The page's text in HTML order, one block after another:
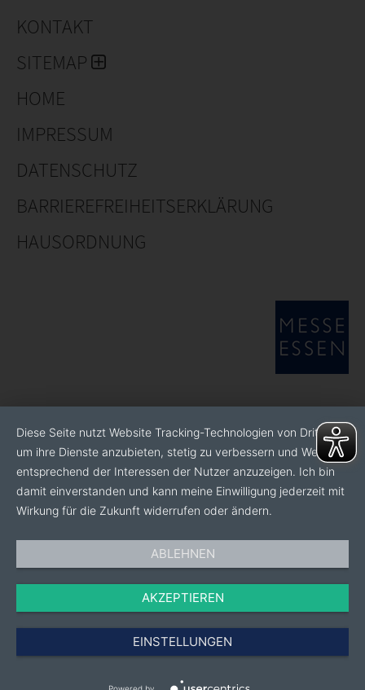
KONTAKT
SITEMAP
HOME
IMPRESSUM
DATENSCHUTZ
BARRIEREFREIHEITSERKLÄRUNG
HAUSORDNUNG
Diese Seite nutzt Website Tracking-Technologien von Dritten,
um ihre Dienste anzubieten, stetig zu verbessern und Werbung
entsprechend der Interessen der Nutzer anzuzeigen. Ich bin
damit einverstanden und kann meine Einwilligung jederzeit mit
Wirkung für die Zukunft widerrufen oder ändern.
ABLEHNEN
AKZEPTIEREN
EINSTELLUNGEN